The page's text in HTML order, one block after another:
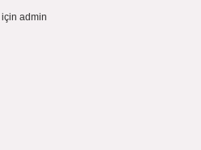
için admin